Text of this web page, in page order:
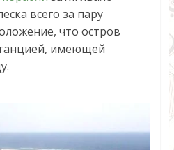
всего за пару
что остров
имеющей